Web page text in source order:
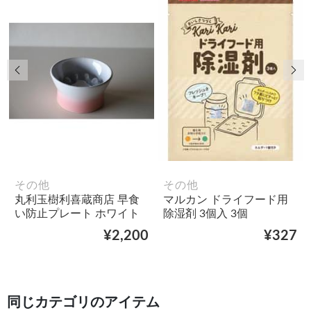
その他
丸利玉樹利喜蔵商店 早食
い防止プレート ホワイト
¥2,200
その他
マルカン ドライフード用
除湿剤 3個入 3個
¥327
前の画像 次
同じカテゴリのアイテム